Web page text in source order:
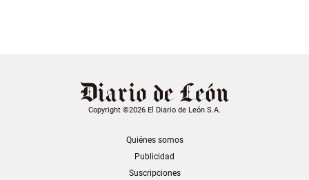
Copyright ©2026 El Diario de León S.A.
Quiénes somos
Publicidad
Suscripciones